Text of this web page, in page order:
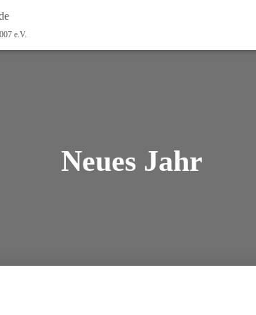
e.V.
Neues Jahr